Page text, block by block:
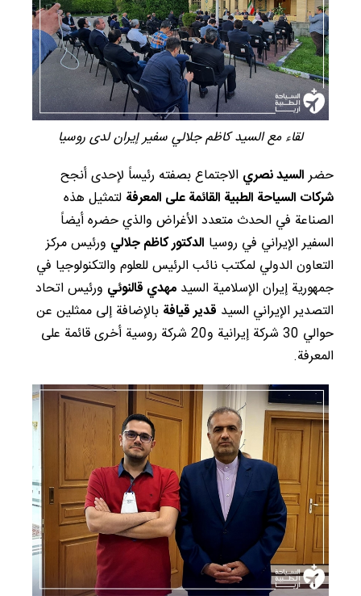
لقاء مع السيد كاظم جلالي سفير إيران لدى روسيا
حضرالسيد نصري الاجتماع بصفته رئيساً لإحدى أنجح
شركات السياحة الطبية القائمة على المعرفة لتمثيل هذه
الصناعة في الحدث متعدد الأغراض والذي حضره أيضاً
السفير الإيراني في روسيا الدكتور كاظم جلالي ورئيس مركز
التعاون الدولي لمكتب نائب الرئيس للعلوم والتكنولوجيا في
جمهورية إيران الإسلامية السيد مهدي قالنوئي ورئيس اتحاد
التصدير الإيراني السيد قدير قيافة بالإضافة إلى ممثلين عن
حوالي 30 شركة إيرانية و20 شركة روسية أخرى قائمة على
المعرفة.